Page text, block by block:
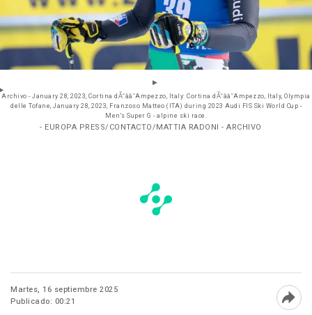
Archivo - January 28, 2023, Cortina dĂ˘ââ˘Ampezzo, Italy: Cortina dĂ˘ââ˘Ampezzo, Italy, Olympia
delle Tofane, January 28, 2023, Franzoso Matteo (ITA) during 2023 Audi FIS Ski World Cup -
Men's Super G - alpine ski race.
- EUROPA PRESS/CONTACTO/MATTIA RADONI - ARCHIVO
Martes, 16 septiembre 2025
Publicado: 00:21